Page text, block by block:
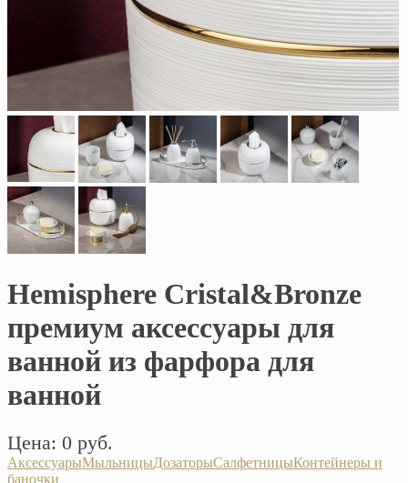
Hemisphere Cristal&Bronze
премиум аксессуары для
ванной из фарфора для
ванной
Цена: 0 руб.
АксессуарыМыльницыДозаторыСалфетницыКонтейнеры и
баночки